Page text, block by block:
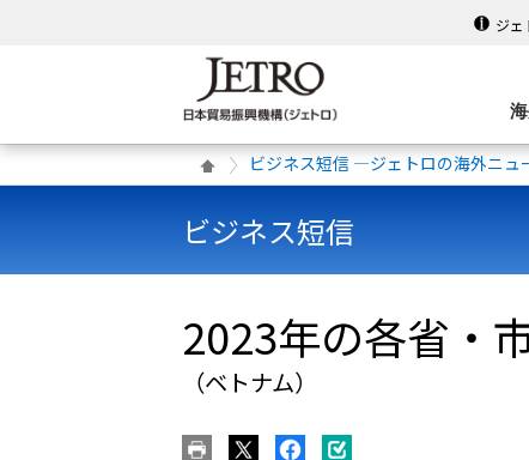
ジェ
ビジネス短信 ―ジェトロの海外ニュ
ビジネス短信
2023年の各省・
（ベトナム）